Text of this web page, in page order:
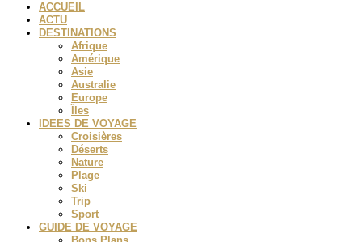
ACCUEIL
ACTU
DESTINATIONS
Afrique
Amérique
Asie
Australie
Europe
Îles
IDEES DE VOYAGE
Croisières
Déserts
Nature
Plage
Ski
Trip
Sport
GUIDE DE VOYAGE